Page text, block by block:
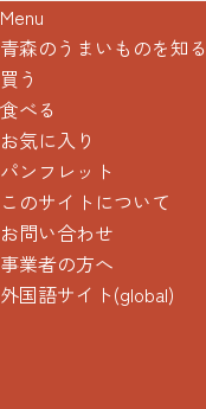
Menu
青森のうまいものを知る
買う
食べる
お気に入り
パンフレット
このサイトについて
お問い合わせ
事業者の方へ
外国語サイト(global)